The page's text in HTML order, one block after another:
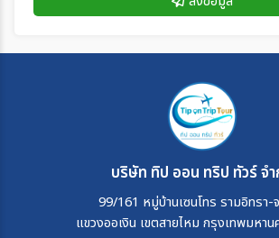
บริษัท ทิป ออน ทริป ทัวร์ จ
99/161 หมู่บ้านเซนโทร รามอิทรา-
แขวงออเงิน เขตสายไหม กรุงเทพมหา